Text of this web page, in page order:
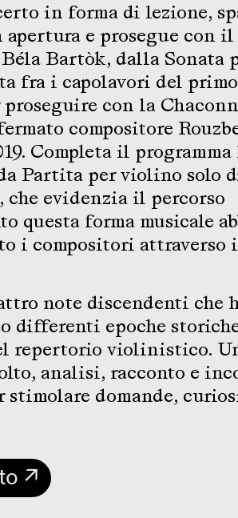
in forma di lezione,
e prosegue con il
Bartòk, dalla Sonata
fra i capolavori del primo
con la
compositore
Completa il programma
Partita per violino solo
che evidenzia il percorso
questa forma musicale
i compositori attraverso i
note discendenti che
differenti epoche
repertorio violinistico.
analisi, racconto e
domande,
↗